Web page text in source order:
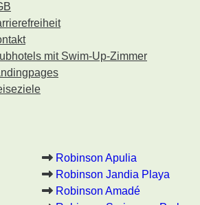
mit Swim-Up-Zimmer
Robinson Apulia
Robinson Jandia Playa
Robinson Amadé